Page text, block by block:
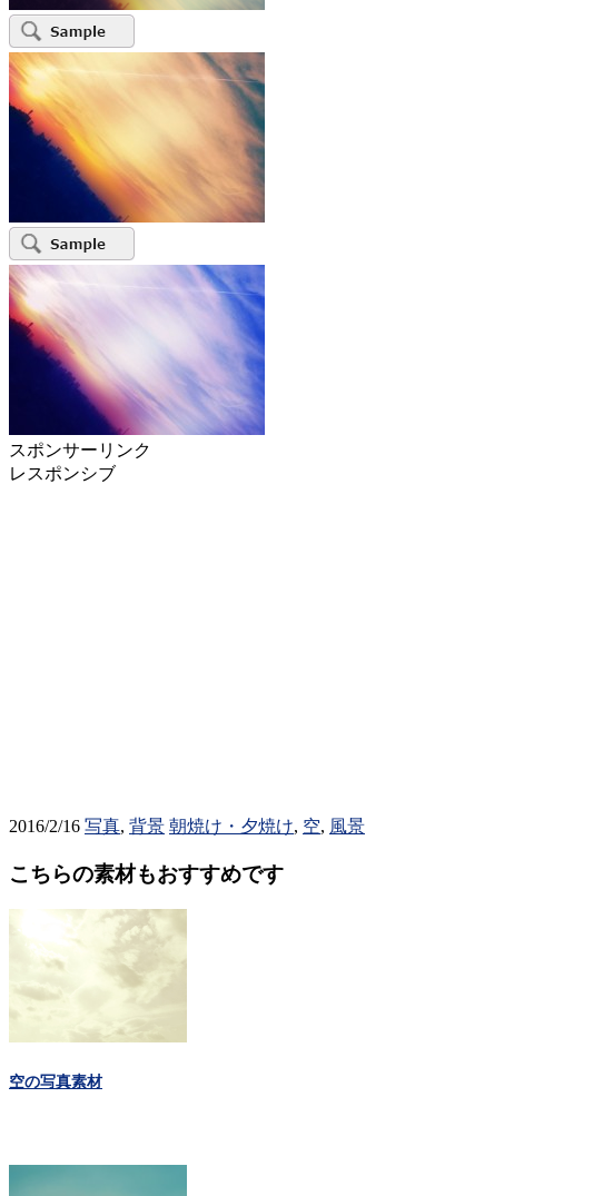
スポンサーリンク
レスポンシブ
2016/2/16 写真, 背景 朝焼け・夕焼け, 空, 風景
こちらの素材もおすすめです
空の写真素材